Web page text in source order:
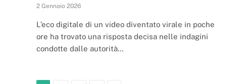
2 Gennaio 2026
L’eco digitale di un video diventato virale in poche
ore ha trovato una risposta decisa nelle indagini
condotte dalle autorità…